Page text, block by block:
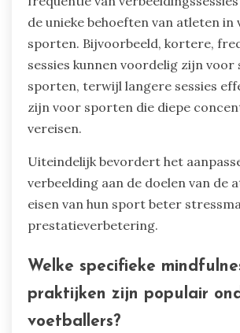
vereist zijn, zoals de visualisatie
swing in golf of een succesvolle
zwemmen, verhoogt de effectiviteit
techniek.
Bovendien kan het aanpassen van
de unieke behoeften van atleten in
sporten. Bijvoorbeeld, kortere,
sessies kunnen voordelig zijn voor
sporten, terwijl langere sessies
vereisen.
Uiteindelijk bevordert het
verbeelding aan de doelen van de